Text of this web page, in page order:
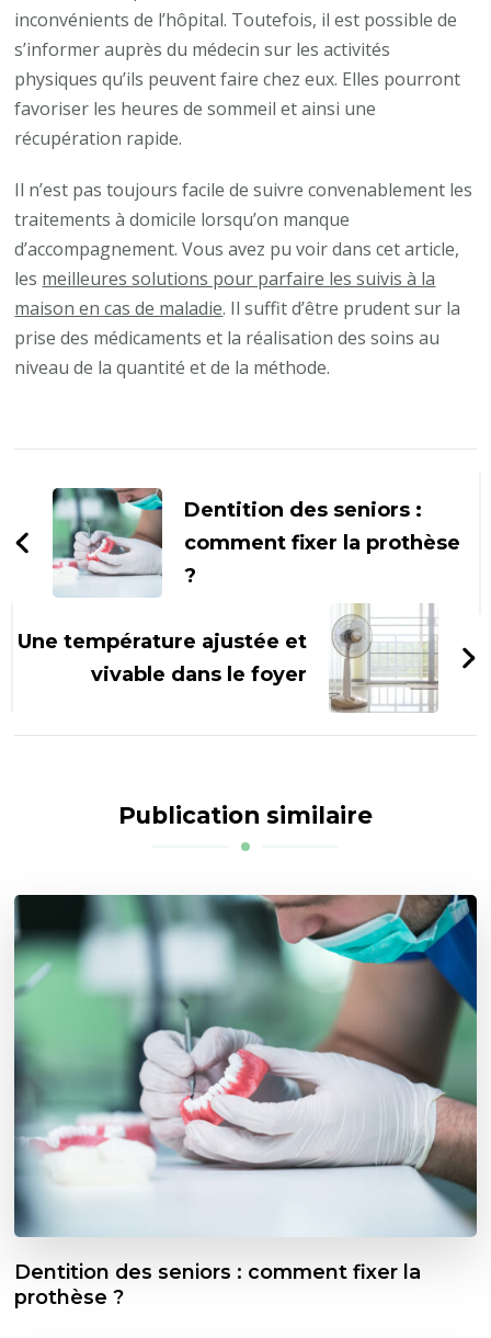
inconvénients de l’hôpital. Toutefois, il est possible de
s’informer auprès du médecin sur les activités
physiques qu’ils peuvent faire chez eux. Elles pourront
favoriser les heures de sommeil et ainsi une
récupération rapide.
Il n’est pas toujours facile de suivre convenablement les
traitements à domicile lorsqu’on manque
d’accompagnement. Vous avez pu voir dans cet article,
les meilleures solutions pour parfaire les suivis à la
maison en cas de maladie. Il suffit d’être prudent sur la
prise des médicaments et la réalisation des soins au
niveau de la quantité et de la méthode.
d'article
Dentition des seniors :
comment fixer la prothèse
?
Une température ajustée et
vivable dans le foyer
Publication similaire
Dentition des seniors : comment fixer la
prothèse ?